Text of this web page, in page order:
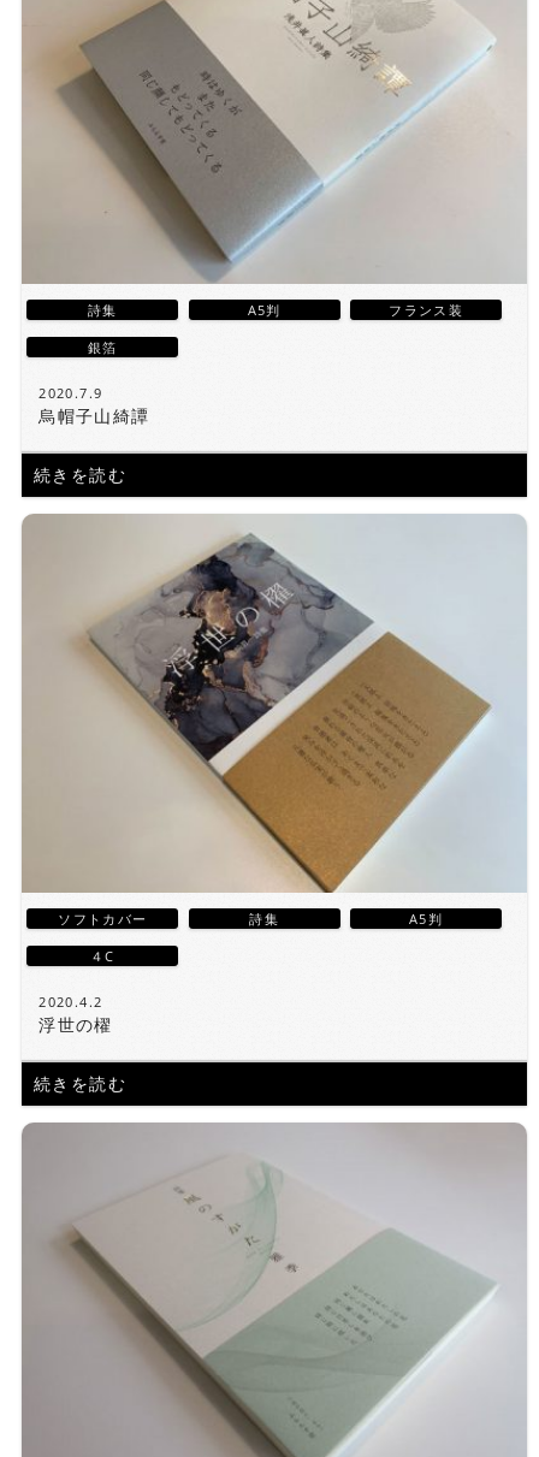
詩集 A5判 フランス装
銀箔
2020.7.9
烏帽子山綺譚
続きを読む
ソフトカバー 詩集 A5判
４C
2020.4.2
浮世の櫂
続きを読む